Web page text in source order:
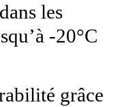
les
-20°C
grâce